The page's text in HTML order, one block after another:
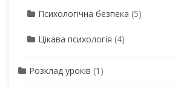
Психологічна безпека (5)
Цікава психологія (4)
Розклад уроків (1)